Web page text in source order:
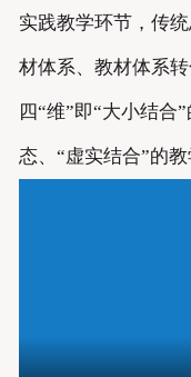
实践教学环节，传
材体系、教材体系
四“维”即“大小结合
态、“虚实结合”的